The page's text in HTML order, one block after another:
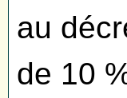
au
de 10